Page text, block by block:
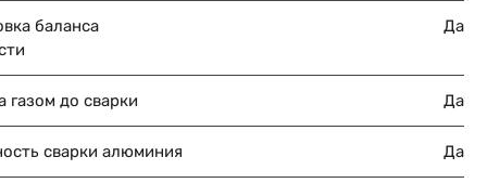
баланса
Да
газом до сварки Да
сварки алюминия Да